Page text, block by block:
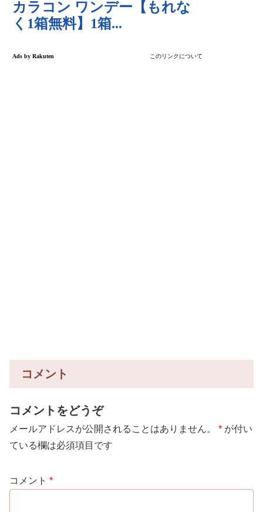
コメント
コメントをどうぞ
メールアドレスが公開されることはありません。 * が付い
ている欄は必須項目です
コメント *